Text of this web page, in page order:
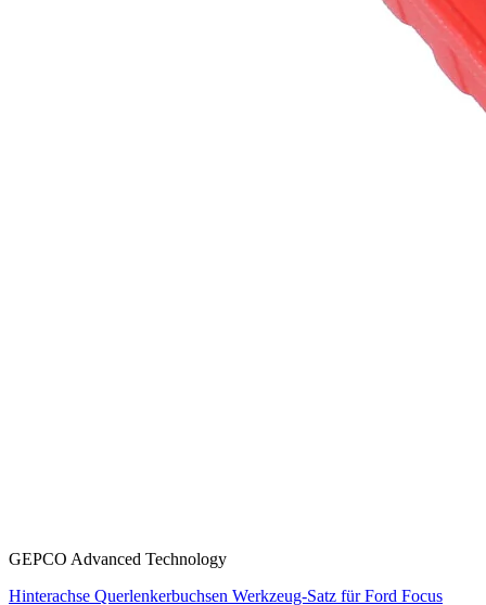
GEPCO Advanced Technology
Hinterachse Querlenkerbuchsen Werkzeug-Satz für Ford Focus